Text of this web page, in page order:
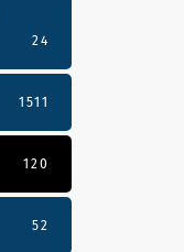
24
1511
120
52